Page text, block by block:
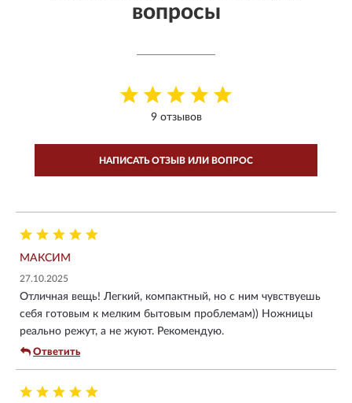
вопросы
9 отзывов
НАПИСАТЬ ОТЗЫВ ИЛИ ВОПРОС
МАКСИМ
27.10.2025
Отличная вещь! Легкий, компактный, но с ним чувствуешь
себя готовым к мелким бытовым проблемам)) Ножницы
реально режут, а не жуют. Рекомендую.
Ответить